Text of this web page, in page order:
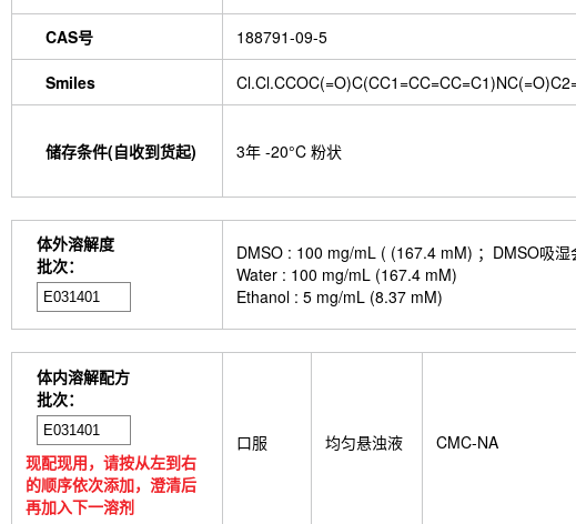
CAS号 188791-09-5
Smiles
储存条件(自收到货起) 3年 -20°C 粉状
体外溶解度
批次：
DMSO : 100 mg/mL ( (167.4 mM) ；DMSO吸
Water : 100 mg/mL (167.4 mM)
Ethanol : 5 mg/mL (8.37 mM)
体内溶解配方
批次：
现配现用，请按从左到右
的顺序依次添加，澄清后
再加入下一溶剂
口服 均匀悬浊液 CMC-NA